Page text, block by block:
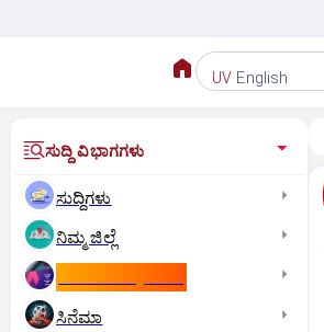
UV English
ಸುದ್ದಿ ವಿಭಾಗಗಳು
ಸುದ್ದಿಗಳು
ನಿಮ್ಮ ಜಿಲ್ಲೆ
ಸಿನೆಮಾ